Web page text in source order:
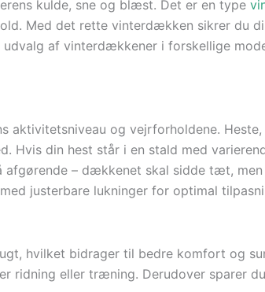
kulde, sne og blæst. Det er en type
Med det rette vinterdækken sikrer du
af vinterdækkener i forskellige
og vejrforholdene. Heste,
din hest står i en stald med
afgørende – dækkenet skal sidde tæt,
justerbare lukninger for optimal
hvilket bidrager til bedre komfort og
eller træning. Derudover sparer